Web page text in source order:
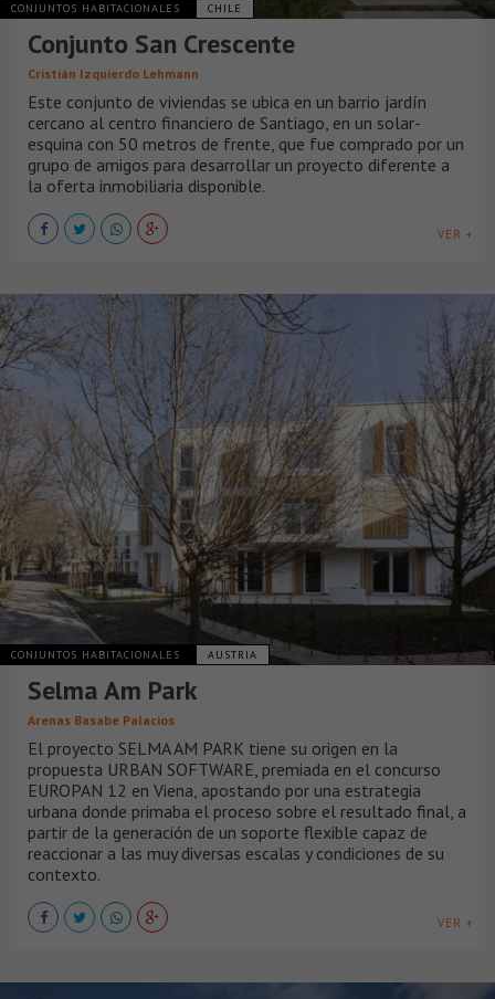
CONJUNTOS HABITACIONALES CHILE
Conjunto San Crescente
Cristián Izquierdo Lehmann
Este conjunto de viviendas se ubica en un barrio jardín
cercano al centro financiero de Santiago, en un solar-
esquina con 50 metros de frente, que fue comprado por un
grupo de amigos para desarrollar un proyecto diferente a
la oferta inmobiliaria disponible.
VER +
CONJUNTOS HABITACIONALES AUSTRIA
Selma Am Park
Arenas Basabe Palacios
El proyecto SELMA AM PARK tiene su origen en la
propuesta URBAN SOFTWARE, premiada en el concurso
EUROPAN 12 en Viena, apostando por una estrategia
urbana donde primaba el proceso sobre el resultado final, a
partir de la generación de un soporte flexible capaz de
reaccionar a las muy diversas escalas y condiciones de su
contexto.
VER +